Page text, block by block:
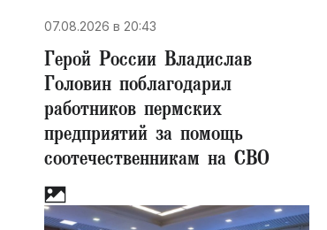
07.08.2026 в 20:43
Герой России Владислав
Головин поблагодарил
работников пермских
предприятий за помощь
соотечественникам на СВО